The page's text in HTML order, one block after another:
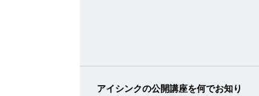
アイシンクの公開講座を何でお知り